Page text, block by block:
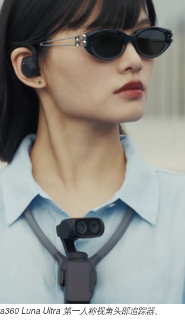
Luna Ultra 第一人称视角头部追踪器。